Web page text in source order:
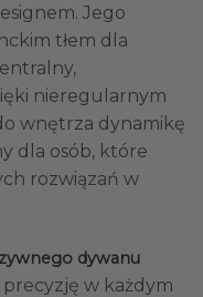
Jego
tłem dla
nieregularnym
wnętrza dynamikę
dla osób, które
rozwiązań w
dywanu
w każdym